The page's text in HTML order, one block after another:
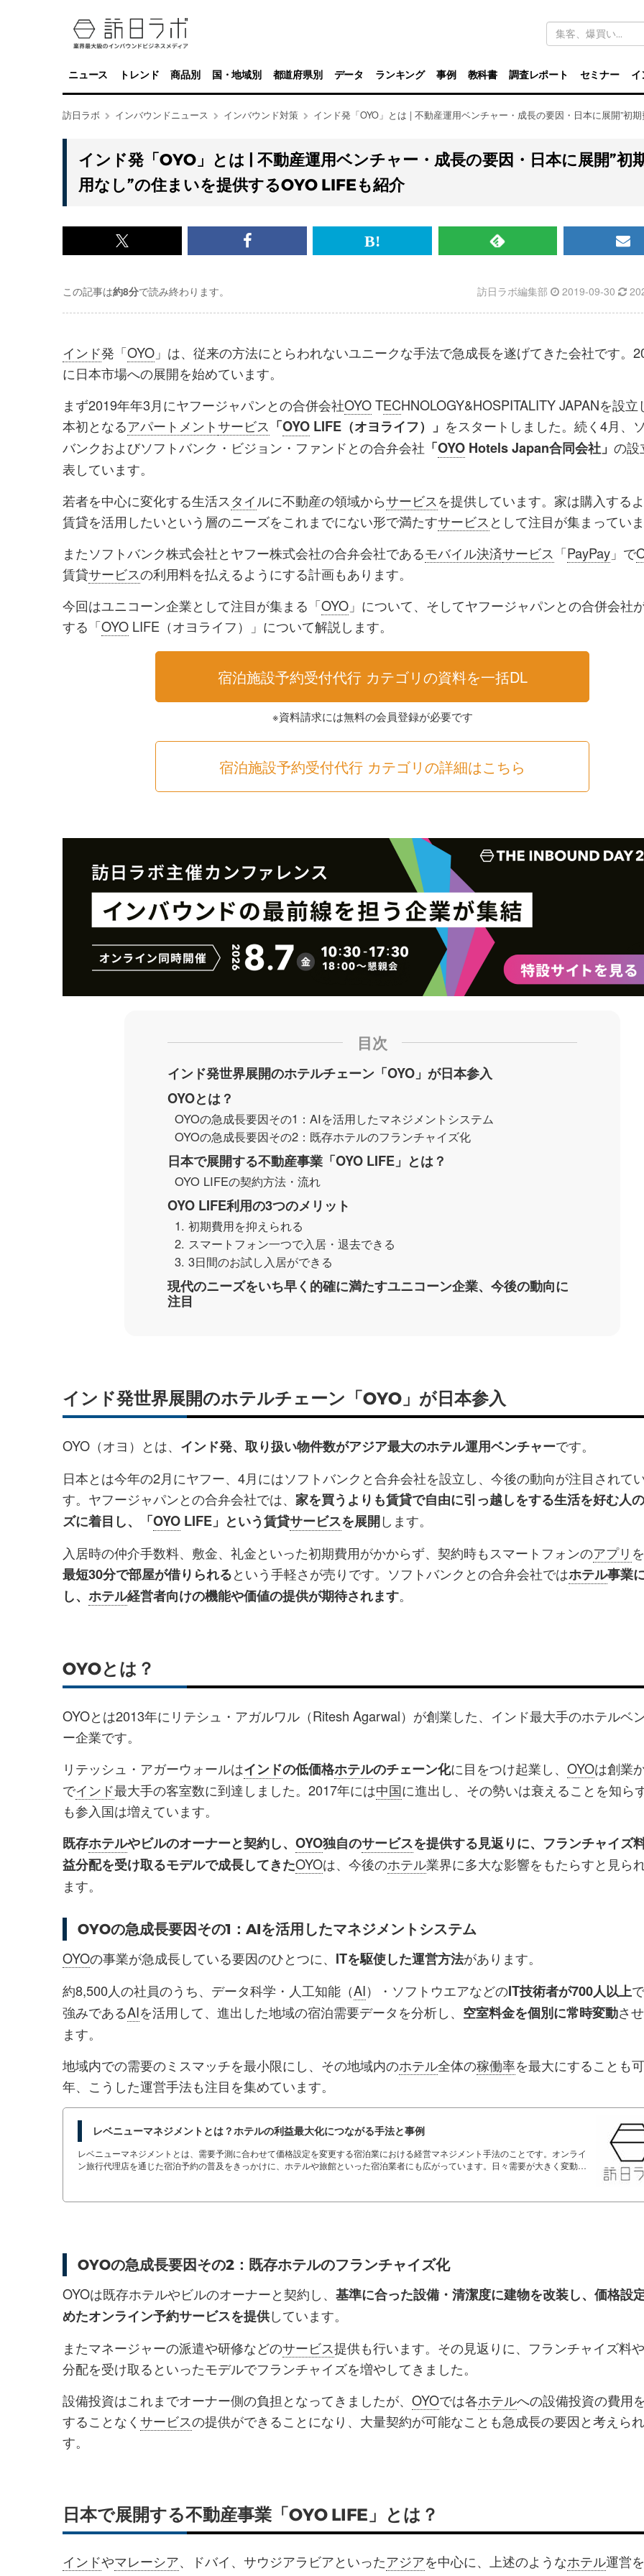
キ
ワ
ド
検
索
ニュース トレンド 商品別 国・地域別 都道府県別 データ ランキング 事例 教科書 調査レポート セミナー イ
訪日ラボ インバウンドニュース インバウンド対策 インド発「OYO」とは | 不動産運用ベンチャー・成長の要因・日本に展開”初
インド発「OYO」とは | 不動産運用ベンチャー・成長の要因・日本に展開”初
用なし”の住まいを提供するOYO LIFEも紹介
x<br>
記
事
シ
ェ
ア
す
る
Facebook<br>
事
シ
ェ
ア
す
る
は
ブ
ク
ー
ク
に
加
RSS
記
事
購
す
る
メ
マ
ガ
録
る
訪日ラボ編集部 2019-09-30
この記事は約8分で読み終わります。
インド発「OYO 」は、従来の方法にとらわれないユニークな手法で急成長を遂げてきた会社です。
に日本市場への展開を始めています。
まず2019年年3月にヤフージャパンとの合併会社OYOTECHNOLOGY&HOSPITALITY JAPANを設立
本初となるアパートメントサービス 「OYO LIFE（オヨライフ）」 をスタートしました。続く4月、
バンクおよびソフトバンク・ビジョン・ファンドとの合弁会社 「OYO Hotels Japan合同会社」 の設
表しています。
若者を中心に変化する生活スタイルに不動産の領域からサービスを提供しています。家は購入する
賃貸を活用したいという層のニーズをこれまでにない形で満たすサービス として注目が集まっていま
またソフトバンク株式会社とヤフー株式会社の合弁会社であるモバイル決済サービス 「PayPay 」で
賃貸サービスの利用料を払えるようにする計画もあります。
今回はユニコーン企業として注目が集まる「OYO 」について、そしてヤフージャパンとの合併会社
する「OYO LIFE（オヨライフ）」について解説します。
宿泊施設予約受付代行 カテゴリの資料を一括DL
※資料請求には無料の会員登録が必要です
宿泊施設予約受付代行 カテゴリの詳細はこちら
目次
インド発世界展開のホテルチェーン「OYO」が日本参入
OYOとは？
OYOの急成長要因その1：AIを活用したマネジメントシステム
OYOの急成長要因その2：既存ホテルのフランチャイズ化
日本で展開する不動産事業「OYO LIFE」とは？
OYO LIFEの契約方法・流れ
OYO LIFE利用の3つのメリット
1. 初期費用を抑えられる
2. スマートフォン一つで入居・退去できる
3. 3日間のお試し入居ができる
現代のニーズをいち早く的確に満たすユニコーン企業、今後の動向に
注目
インド発世界展開のホテルチェーン「OYO」が日本参入
OYO（オヨ）とは、 インド発、取り扱い物件数がアジア最大のホテル運用ベンチャーです。
日本とは今年の2月にヤフー、4月にはソフトバンクと合弁会社を設立し、今後の動向が注目されて
す。ヤフージャパンとの合弁会社では、 家を買うよりも賃貸で自由に引っ越しをする生活を好む人
ズに着目し、「OYO LIFE」という賃貸サービスを展開します。
入居時の仲介手数料、敷金、礼金といった初期費用がかからず、契約時もスマートフォンのアプリ
最短30分で部屋が借りられるという手軽さが売りです。ソフトバンクとの合弁会社ではホテル事業
し、 ホテル経営者向けの機能や価値の提供が期待されます。
OYOとは？
OYOとは2013年にリテシュ・アガルワル（Ritesh Agarwal）が創業した、インド最大手のホテルベ
ー企業です。
リテッシュ・アガーウォールはインドの低価格ホテルのチェーン化に目をつけ起業し、 OYOは創業
でインド最大手の客室数に到達しました。2017年には中国に進出し、その勢いは衰えることを知ら
も参入国は増えています。
既存ホテルやビルのオーナーと契約し、 OYO独自のサービスを提供する見返りに、フランチャイズ
益分配を受け取るモデルで成長してきたOYOは、今後のホテル業界に多大な影響をもたらすと見ら
ます。
OYOの急成長要因その1：AIを活用したマネジメントシステム
OYOの事業が急成長している要因のひとつに、 ITを駆使した運営方法があります。
約8,500人の社員のうち、データ科学・人工知能（AI）・ソフトウエアなどのIT技術者が700人以上
強みであるAIを活用して、進出した地域の宿泊需要データを分析し、 空室料金を個別に常時変動さ
ます。
地域内での需要のミスマッチを最小限にし、その地域内のホテル全体の稼働率を最大にすることも
年、こうした運営手法も注目を集めています。
レベニューマネジメントとは？ホテルの利益最大化につながる手法と事例
レベニューマネジメントとは、需要予測に合わせて価格設定を変更する宿泊業における経営マネジメント手法のことです。オンライ
ン旅行代理店を通じた宿泊予約の普及をきっかけに、ホテルや旅館といった宿泊業者にも広がっています。日々需要が大きく変動す
す。インバウンド対策に...
OYOの急成長要因その2：既存ホテルのフランチャイズ化
OYOは既存ホテルやビルのオーナーと契約し、 基準に合った設備・清潔度に建物を改装し、価格設
めたオンライン予約サービスを提供しています。
またマネージャーの派遣や研修などのサービス提供も行います。その見返りに、フランチャイズ料
分配を受け取るといったモデルでフランチャイズを増やしてきました。
設備投資はこれまでオーナー側の負担となってきましたが、 OYOでは各ホテルへの設備投資の費用
することなく サービスの提供ができることになり、大量契約が可能なことも急成長の要因と考えら
す。
日本で展開する不動産事業「OYO LIFE」とは？
インドやマレーシア、ドバイ、サウジアラビアといったアジアを中心に、上述のようなホテル運営